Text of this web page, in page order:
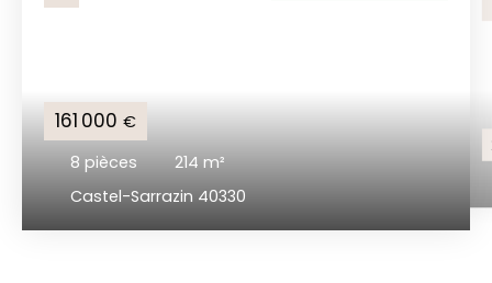
161 000 €
8 pièces 214 m²
Castel-Sarrazin 40330